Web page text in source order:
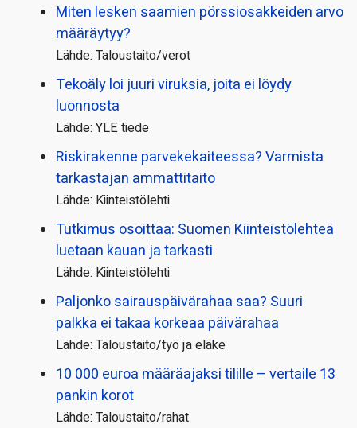
Miten lesken saamien pörssi­osakkeiden arvo
määräytyy?
Lähde: Taloustaito/verot
Tekoäly loi juuri viruksia, joita ei löydy
luonnosta
Lähde: YLE tiede
Riskirakenne parvekekaiteessa? Varmista
tarkastajan ammattitaito
Lähde: Kiinteistölehti
Tutkimus osoittaa: Suomen Kiinteistölehteä
luetaan kauan ja tarkasti
Lähde: Kiinteistölehti
Paljonko sairauspäivä­rahaa saa? Suuri
palkka ei takaa korkeaa päivärahaa
Lähde: Taloustaito/työ ja eläke
10 000 euroa määräajaksi tilille – vertaile 13
pankin korot
Lähde: Taloustaito/rahat